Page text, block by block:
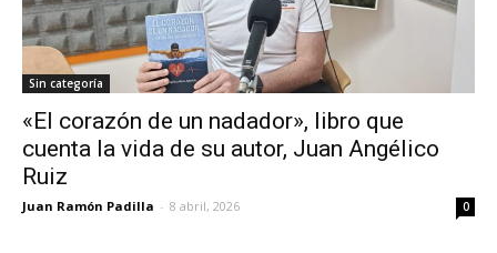
Sin categoría
«El corazón de un nadador», libro que
cuenta la vida de su autor, Juan Angélico
Ruiz
Juan Ramón Padilla - 8 abril, 2026 0